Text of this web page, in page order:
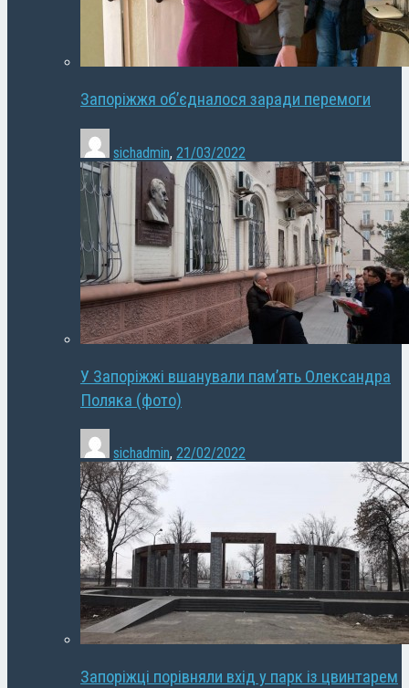
Запоріжжя об’єдналося заради перемоги
sichadmin, 21/03/2022
У Запоріжжі вшанували пам’ять Олександра
Поляка (фото)
sichadmin, 22/02/2022
Запоріжці порівняли вхід у парк із цвинтарем